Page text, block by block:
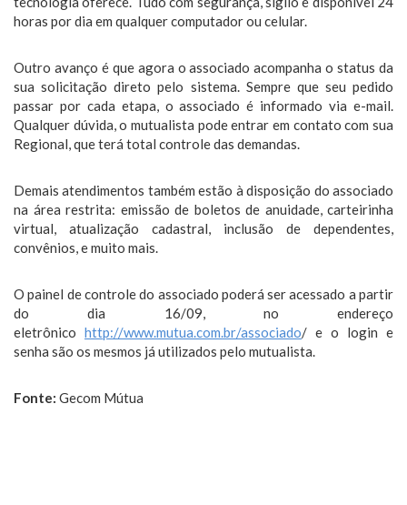
horas por dia em qualquer computador ou celular.
Outro avanço é que agora o associado acompanha o status da
sua solicitação direto pelo sistema. Sempre que seu pedido
passar por cada etapa, o associado é informado via e-mail.
Qualquer dúvida, o mutualista pode entrar em contato com sua
Regional, que terá total controle das demandas.
Demais atendimentos também estão à disposição do associado
na área restrita: emissão de boletos de anuidade, carteirinha
virtual, atualização cadastral, inclusão de dependentes,
convênios, e muito mais.
O painel de controle do associado poderá ser acessado a partir
do dia 16/09, no endereço
eletrônico http://www.mutua.com.br/associado/ e o login e
senha são os mesmos já utilizados pelo mutualista.
Fonte: Gecom Mútua